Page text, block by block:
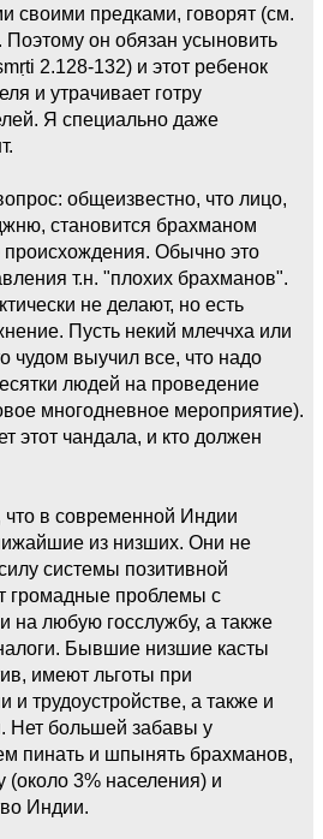
своими предками, говорят (см.
он обязан усыновить
2.128-132) и этот ребенок
и утрачивает готру
Я специально даже
общеизвестно, что лицо,
становится брахманом
происхождения. Обычно это
т.н. "плохих брахманов".
не делают, но есть
Пусть некий млеччха или
чудом выучил все, что надо
людей на проведение
многодневное мероприятие).
этот чандала, и кто должен
что в современной Индии
из низших. Они не
системы позитивной
громадные проблемы с
на любую госслужбу, а также
Бывшие низшие касты
имеют льготы при
и трудоустройстве, а также и
Нет большей забавы у
пинать и шпынять брахманов,
(около 3% населения) и
Индии.